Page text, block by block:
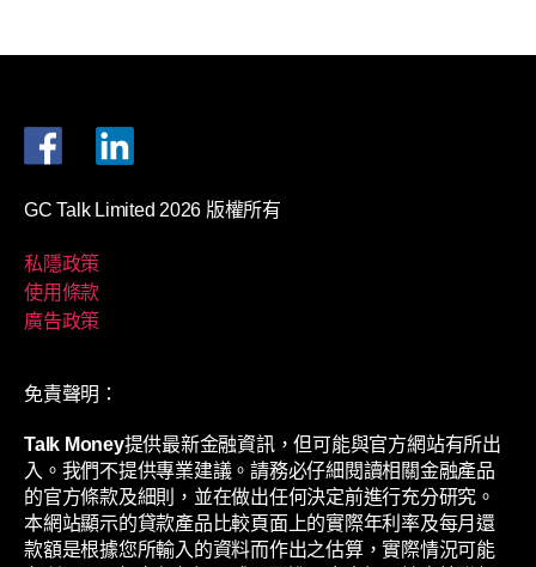
GC Talk Limited 2026 版權所有
私隱政策
使用條款
廣告政策
免責聲明：
Talk Money提供最新金融資訊，但可能與官方網站有所出
入。我們不提供專業建議。請務必仔細閱讀相關金融產品
的官方條款及細則，並在做出任何決定前進行充分研究。
本網站顯示的貸款產品比較頁面上的實際年利率及每月還
款額是根據您所輸入的資料而作出之估算，實際情況可能